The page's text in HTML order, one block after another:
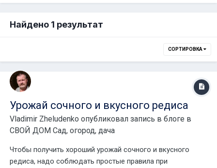
Найдено 1 результат
СОРТИРОВКА
Урожай сочного и вкусного редиса
Vladimir Zheludenko опубликовал запись в блоге в
СВОЙ ДОМ Сад, огород, дача
Чтобы получить хороший урожай сочного и вкусного
редиса, надо соблюдать простые правила при